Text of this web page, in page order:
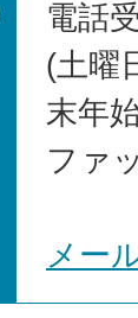
電話
(土曜
末年
ファ
メー